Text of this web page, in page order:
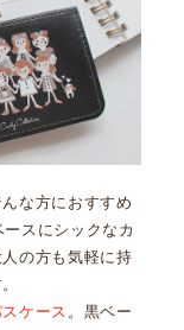
な方におすすめ
スにシックなカ
の方も気軽に持
ケース 。黒ベー